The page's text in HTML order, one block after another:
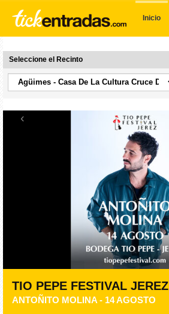
Inicio
Seleccione el Recinto
‹
TIO PEPE FESTIVAL JEREZ
ANTOÑITO MOLINA - 14 AGOSTO